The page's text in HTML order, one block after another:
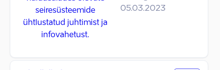
seiresüsteemide
ühtlustatud juhtimist ja
infovahetust.
05.03.2023